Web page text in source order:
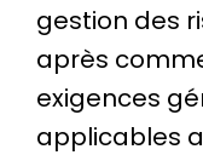
gestion des
après
exigences
applicables